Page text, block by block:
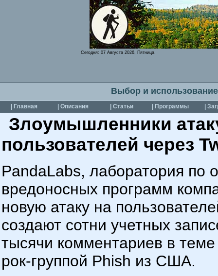
Сегодня: 07 Августа 2026, Пятница.
Выбор и
| Главная | Описания | Статьи | Программы |
Злоумышленники
пользователей через
PandaLabs, лаборатория по
вредоносных программ
новую атаку на
создают сотни учетных
тысячи комментариев в
рок-группой Phish из США.